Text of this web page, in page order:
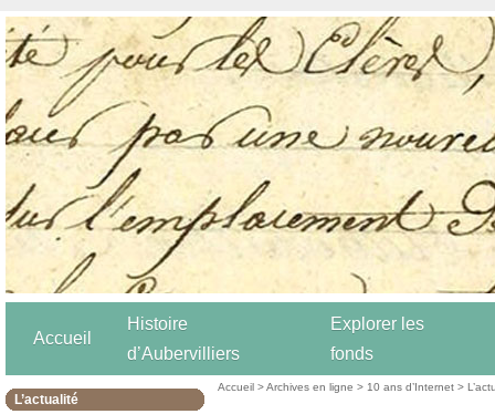
Accueil
Histoire
d’Aubervilliers
Explorer les
fonds
L’actualité
Accueil >Archives en ligne > 10 ans d’Internet >